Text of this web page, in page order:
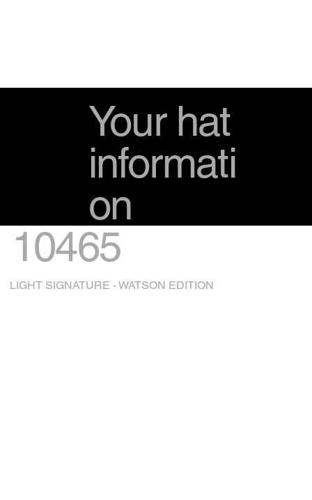
Your hat
informati
on
10465
LIGHT SIGNATURE - WATSON EDITION